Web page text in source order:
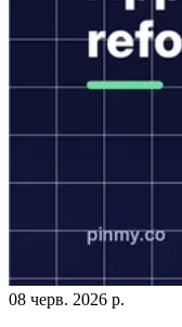
08 черв. 2026 р.